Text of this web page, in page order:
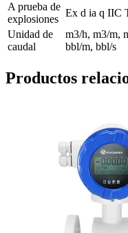
A prueba de
explosiones
Ex d ia q IIC
Unidad de
caudal
m3/h, m3/m,
bbl/m, bbl/s
Productos